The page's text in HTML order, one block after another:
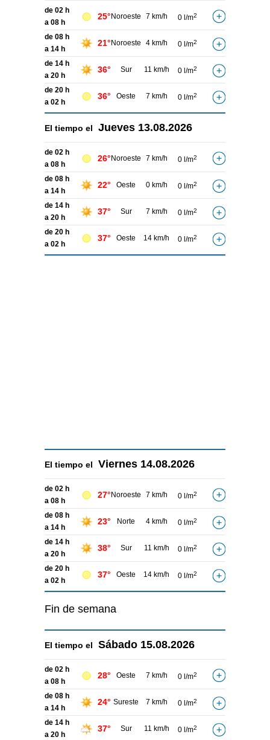
de 02 h
a 08 h
25° Noroeste 7 km/h 0 l/m2
de 08 h
a 14 h
21° Noroeste 4 km/h 0 l/m2
de 14 h
a 20 h
36° Sur 11 km/h 0 l/m2
de 20 h
a 02 h
36° Oeste 7 km/h 0 l/m2
El tiempo el Jueves 13.08.2026
de 02 h
a 08 h
26° Noroeste 7 km/h 0 l/m2
de 08 h
a 14 h
22° Oeste 0 km/h 0 l/m2
de 14 h
a 20 h
37° Sur 7 km/h 0 l/m2
de 20 h
a 02 h
37° Oeste 14 km/h 0 l/m2
El tiempo el Viernes 14.08.2026
de 02 h
a 08 h
27° Noroeste 7 km/h 0 l/m2
de 08 h
a 14 h
23° Norte 4 km/h 0 l/m2
de 14 h
a 20 h
38° Sur 11 km/h 0 l/m2
de 20 h
a 02 h
37° Oeste 14 km/h 0 l/m2
Fin de semana
El tiempo el Sábado 15.08.2026
de 02 h
a 08 h
28° Oeste 7 km/h 0 l/m2
de 08 h
a 14 h
24° Sureste 7 km/h 0 l/m2
de 14 h
a 20 h
37° Sur 11 km/h 0 l/m2